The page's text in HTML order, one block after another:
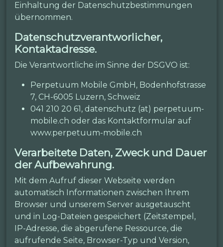
Einhaltung der Datenschutzbestimmungen
übernommen.
Datenschutzverantworlicher,
Kontaktadresse.
Die Verantwortliche im Sinne der DSGVO ist:
Perpetuum Mobile GmbH, Bodenhofstrasse
7, CH-6005 Luzern, Schweiz
041 210 20 61, datenschutz (at) perpetuum-
mobile.ch oder das Kontaktformular auf
www.perpetuum-mobile.ch
Verarbeitete Daten, Zweck und Dauer
der Aufbewahrung.
Mit dem Aufruf dieser Webseite werden
automatisch Informationen zwischen Ihrem
Browser und unserem Server ausgetauscht
und in Log-Dateien gespeichert (Zeitstempel,
IP-Adresse, die abgerufene Ressource, die
aufrufende Seite, Browser-Typ und Version,